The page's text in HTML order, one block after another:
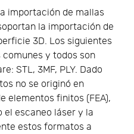
importación de mallas
la importación de
3D. Los siguientes
y todos son
STL, 3MF, PLY. Dado
no se originó en
elementos finitos (FEA),
el escaneo láser y la
estos formatos a